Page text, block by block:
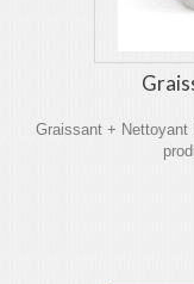
Graissant + Nettoyant